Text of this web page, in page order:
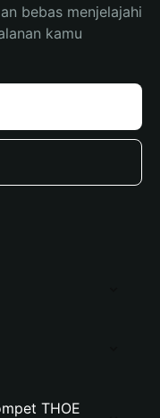
bebas menjelajahi
kamu
THOE